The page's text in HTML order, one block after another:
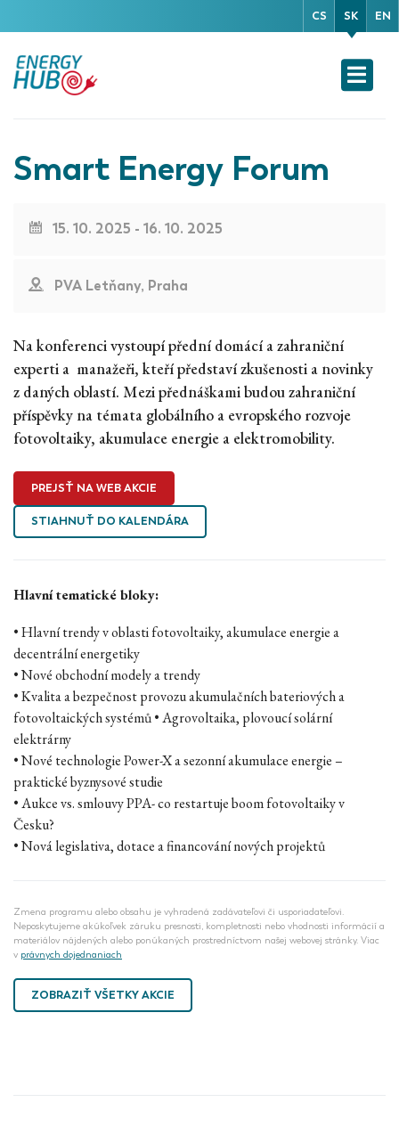
CS SK EN
Smart Energy Forum
15. 10. 2025 - 16. 10. 2025
PVA Letňany, Praha
Na konferenci vystoupí přední domácí a zahraniční
experti a manažeři, kteří představí zkušenosti a novinky
z daných oblastí. Mezi přednáškami budou zahraniční
příspěvky na témata globálního a evropského rozvoje
fotovoltaiky, akumulace energie a elektromobility.
PREJSŤ NA WEB AKCIE
STIAHNUŤ DO KALENDÁRA
Hlavní tematické bloky:
• Hlavní trendy v oblasti fotovoltaiky, akumulace energie a
decentrální energetiky
• Nové obchodní modely a trendy
• Kvalita a bezpečnost provozu akumulačních bateriových a
fotovoltaických systémů • Agrovoltaika, plovoucí solární
elektrárny
• Nové technologie Power-X a sezonní akumulace energie –
praktické byznysové studie
• Aukce vs. smlouvy PPA- co restartuje boom fotovoltaiky v
Česku?
• Nová legislativa, dotace a financování nových projektů
Zmena programu alebo obsahu je vyhradená zadávateľovi či usporiadateľovi.
Neposkytujeme akúkoľvek záruku presnosti, kompletnosti nebo vhodnosti informácií a
materiálov nájdených alebo ponúkaných prostredníctvom našej webovej stránky. Viac
v právnych dojednaniach
ZOBRAZIŤ VŠETKY AKCIE